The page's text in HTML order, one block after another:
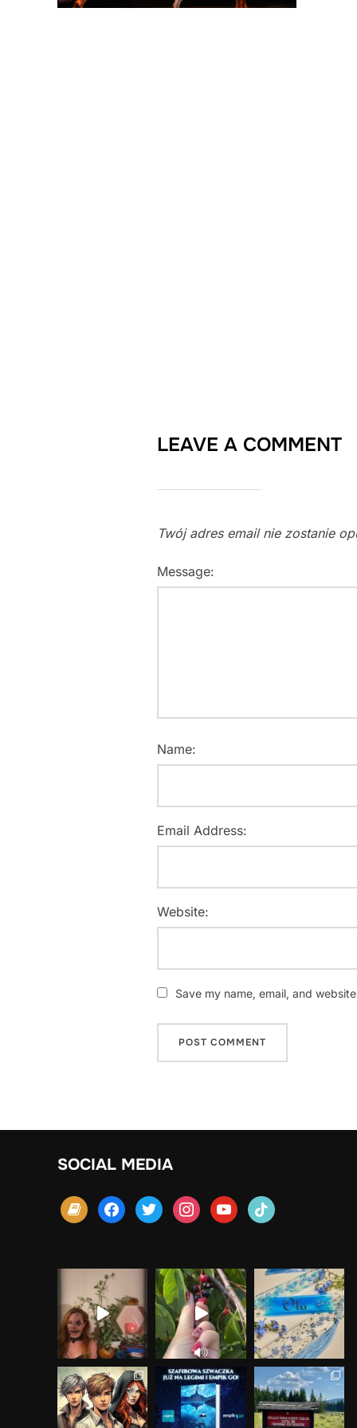
LEAVE A COMMENT
Twój adres email nie zostanie
Message:
Name:
Email Address:
Website:
Save my name, email, and
SOCIAL MEDIA
book facebook
twitter instagramyoutubetiktok